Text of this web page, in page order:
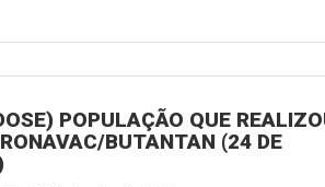
POPULAÇÃO QUE
BUTANTAN (24 DE